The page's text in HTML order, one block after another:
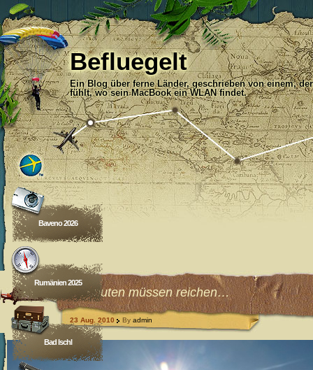
Befluegelt
Ein Blog über ferne Länder, geschrieben von einem,
fühlt, wo sein MacBook ein WLAN findet.
Baveno 2026
Rumänien 2025
Bad Ischl
10 Minuten müssen reichen…
23 Aug. 2010 By admin